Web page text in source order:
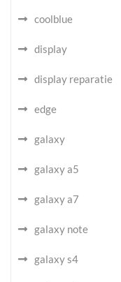
coolblue
display
display reparatie
edge
galaxy
galaxy a5
galaxy a7
galaxy note
galaxy s4